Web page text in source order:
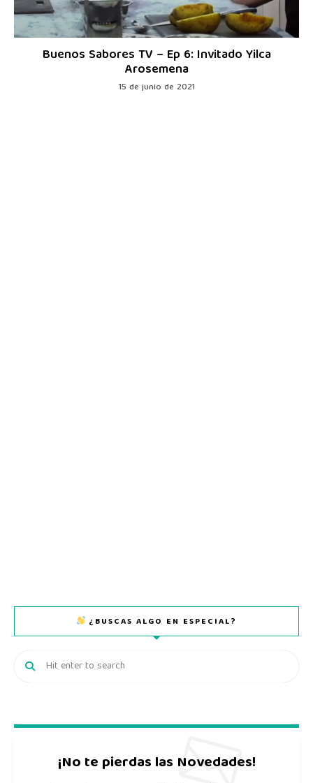
Buenos Sabores TV – Ep 6: Invitado Yilca
Arosemena
15 de junio de 2021
¿BUSCAS ALGO EN ESPECIAL?
¡No te pierdas las Novedades!